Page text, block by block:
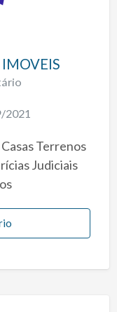
2021
Terrenos
Judiciais